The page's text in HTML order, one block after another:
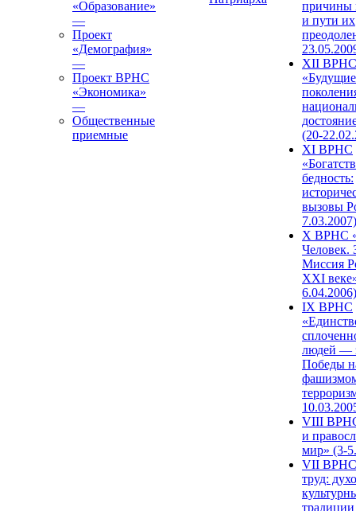
«Образование»
—
Проект
«Демография»
—
Проект ВРНС
«Экономика»
—
Общественные
приемные
причины
и пути их
XII ВРНС
«Будущие
(20-
XI ВРНС
бедность:
вызовы
7.03.2007)
X ВРНС
Человек.
Миссия
XXI
6.04.2006)
IX ВРНС
людей —
Победы
VIII
и
мир» (3-
VII ВРНС
труд: